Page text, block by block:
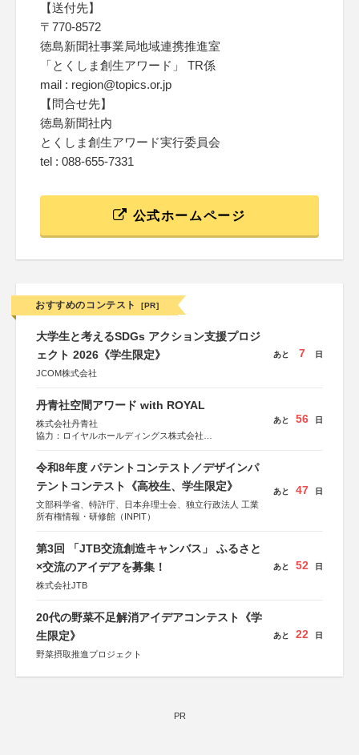
【送付先】
〒770-8572
徳島新聞社事業局地域連携推進室
「とくしま創生アワード」 TR係
mail : region@topics.or.jp
【問合せ先】
徳島新聞社内
とくしま創生アワード実行委員会
tel : 088-655-7331
公式ホームページ
おすすめのコンテスト [PR]
大学生と考えるSDGs アクション支援プロジ
ェクト 2026《学生限定》
JCOM株式会社
あと 7 日
丹青社空間アワード with ROYAL
株式会社丹青社
協力：ロイヤルホールディングス株式会社
あと 56 日
令和8年度 パテントコンテスト／デザインパ
テントコンテスト《高校生、学生限定》
文部科学省、特許庁、日本弁理士会、独立行政法人 工業
所有権情報・研修館（INPIT）
あと 47 日
第3回 「JTB交流創造キャンバス」 ふるさと
×交流のアイデアを募集！
株式会社JTB
あと 52 日
20代の野菜不足解消アイデアコンテスト《学
生限定》
野菜摂取推進プロジェクト
あと 22 日
PR